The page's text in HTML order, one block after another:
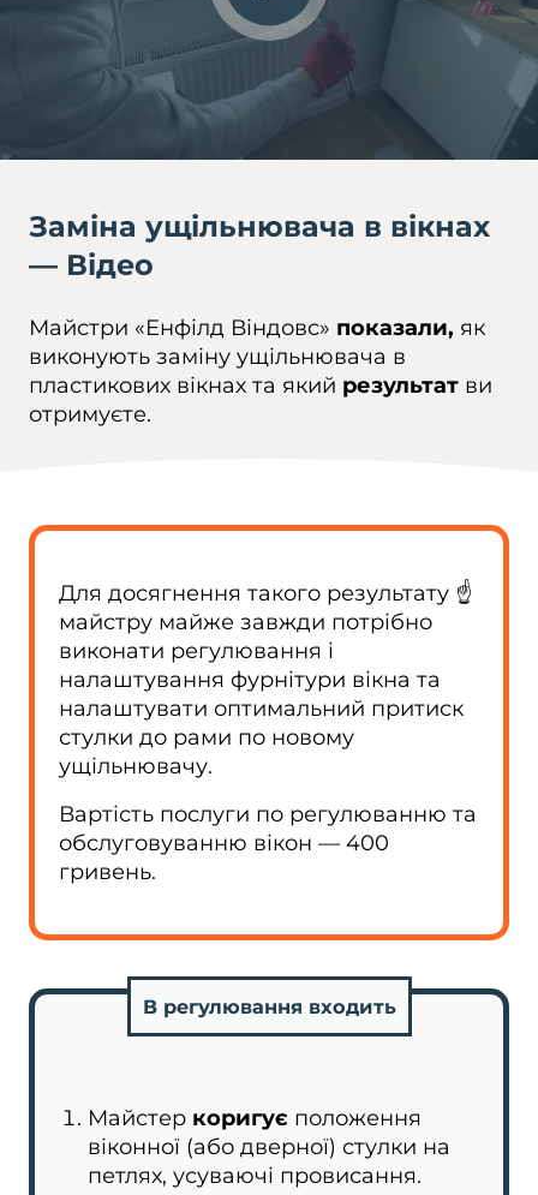
Заміна ущільнювача в вікнах
— Відео
Майстри «Енфілд Віндовс» показали, як
виконують заміну ущільнювача в
пластикових вікнах та який результат ви
отримуєте.
Для досягнення такого результату ☝️
майстру майже завжди потрібно
виконати регулювання і
налаштування фурнітури вікна та
налаштувати оптимальний притиск
стулки до рами по новому
ущільнювачу.
Вартість послуги по регулюванню та
обслуговуванню вікон — 400
гривень.
В регулювання входить
Майстер коригує положення
віконної (або дверної) стулки на
петлях, усуваючі провисання.